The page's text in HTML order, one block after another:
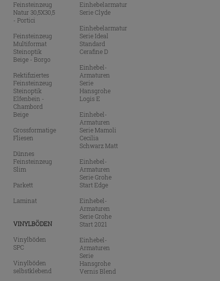
Feinsteinzeug
Natur 30,5X30,5
- Portici
Feinsteinzeug
Multiformat
Steinoptik
Beige - Borgo
Rektifiziertes
Feinsteinzeug
Steinoptik
Elfenbein -
Chambord
Beige
Grossformatige
Fliesen
Dünnes
Feinsteinzeug
Slim
Parkett
Laminat
VINYLBÖDEN
Vinylböden
SPC
Vinylböden
selbstklebend
Einhebelarmatur
Serie Clyde
Einhebelarmatur
Serie Ideal
Standard
Cerafine D
Einhebel-
Armaturen
Serie
Hansgrohe
Logis E
Einhebel-
Armaturen
Serie Mamoli
Cecilia
Schwarz Matt
Einhebel-
Armaturen
Serie Grohe
Start Edge
Einhebel-
Armaturen
Serie Grohe
Start 2021
Einhebel-
Armaturen
Serie
Hansgrohe
Vernis Blend